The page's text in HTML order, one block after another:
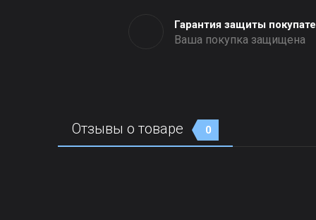
Гарантия защиты
Ваша покупка защищена
Отзывы о товаре 0